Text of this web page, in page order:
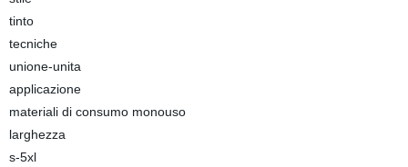
tinto
tecniche
unione-unita
applicazione
materiali di consumo monouso
larghezza
s-5xl